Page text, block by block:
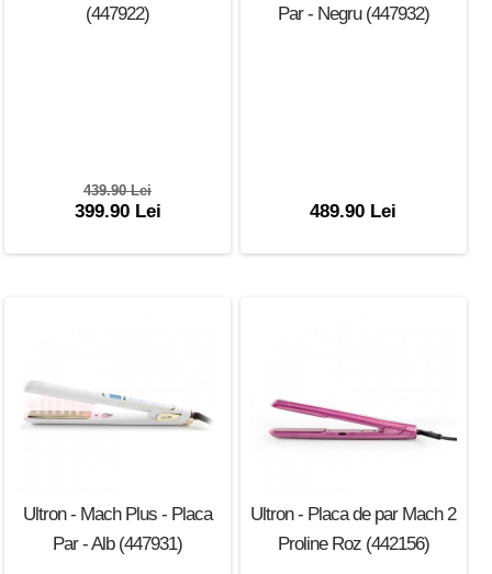
(447922)
439.90 Lei
399.90 Lei
Par - Negru (447932)
489.90 Lei
Ultron - Mach Plus - Placa
Par - Alb (447931)
Ultron - Placa de par Mach 2
Proline Roz (442156)